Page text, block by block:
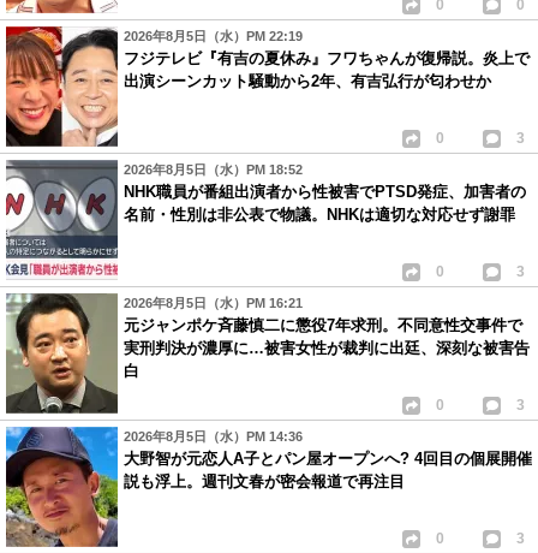
0 0
2026年8月5日（水）PM 22:19
フジテレビ『有吉の夏休み』フワちゃんが復帰説。炎上で
出演シーンカット騒動から2年、有吉弘行が匂わせか
0 3
2026年8月5日（水）PM 18:52
NHK職員が番組出演者から性被害でPTSD発症、加害者の
名前・性別は非公表で物議。NHKは適切な対応せず謝罪
0 3
2026年8月5日（水）PM 16:21
元ジャンポケ斉藤慎二に懲役7年求刑。不同意性交事件で
実刑判決が濃厚に…被害女性が裁判に出廷、深刻な被害告
白
0 3
2026年8月5日（水）PM 14:36
大野智が元恋人A子とパン屋オープンへ? 4回目の個展開催
説も浮上。週刊文春が密会報道で再注目
0 3